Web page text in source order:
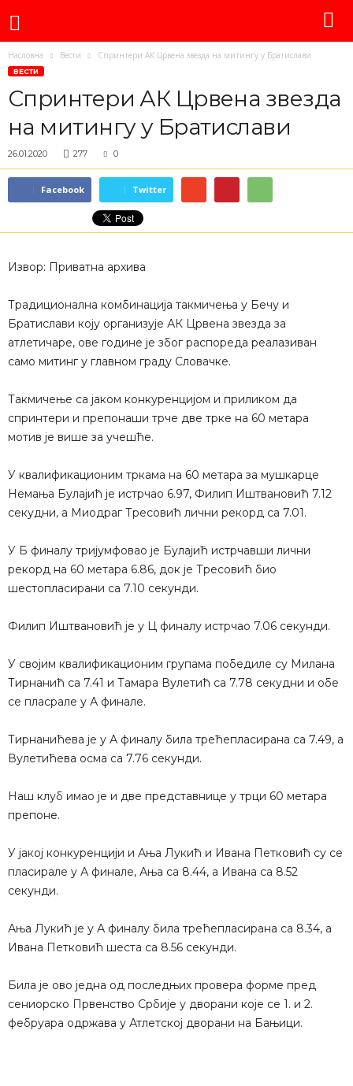
Насловна Вести Спринтери АК Црвена звезда на митингу у Братислави
ВЕСТИ
Спринтери АК Црвена звезда
на митингу у Братислави
26.01.2020 277 0
Facebook Twitter
Извор: Приватна архива
Традиционална комбинација такмичења у Бечу и
Братислави коју организује АК Црвена звезда за
атлетичаре, ове године је због распореда реалазиван
само митинг у главном граду Словачке.
Такмичење са јаком конкуренцијом и приликом да
спринтери и препонаши трче две трке на 60 метара
мотив је више за учешће.
У квалификационим тркама на 60 метара за мушкарце
Немања Булајић је истрчао 6.97, Филип Иштвановић 7.12
секудни, а Миодраг Тресовић лични рекорд са 7.01.
У Б финалу тријумфовао је Булајић истрчавши лични
рекорд на 60 метара 6.86, док је Тресовић био
шестопласирани са 7.10 секунди.
Филип Иштвановић је у Ц финалу истрчао 7.06 секунди.
У својим квалификационим групама победиле су Милана
Тирнанић са 7.41 и Тамара Вулетић са 7.78 секудни и обе
се пласрале у А финале.
Тирнанићева је у А финалу била трећепласирана са 7.49, а
Вулетићева осма са 7.76 секунди.
Наш клуб имао је и две представнице у трци 60 метара
препоне.
У јакој конкуренцији и Ања Лукић и Ивана Петковић су се
пласирале у А финале, Ања са 8.44, а Ивана са 8.52
секунди.
Ања Лукић је у А финалу била трећепласирана са 8.34, а
Ивана Петковић шеста са 8.56 секунди.
Била је ово једна од последњих провера форме пред
сениорско Првенство Србије у дворани које се 1. и 2.
фебруара одржава у Атлетској дворани на Бањици.